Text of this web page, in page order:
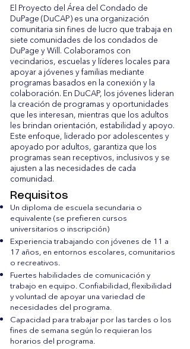
El Proyecto del Área del Condado de
DuPage (DuCAP) es una organización
comunitaria sin fines de lucro que trabaja en
siete comunidades de los condados de
DuPage y Will. Colaboramos con
vecindarios, escuelas y líderes locales para
apoyar a jóvenes y familias mediante
programas basados en la conexión y la
colaboración. En DuCAP, los jóvenes lideran
la creación de programas y oportunidades
que les interesan, mientras que los adultos
les brindan orientación, estabilidad y apoyo.
Este enfoque, liderado por adolescentes y
apoyado por adultos, garantiza que los
programas sean receptivos, inclusivos y se
ajusten a las necesidades de cada
comunidad.
Requisitos
Un diploma de escuela secundaria o
equivalente (se prefieren cursos
universitarios o inscripción)
Experiencia trabajando con jóvenes de 11 a
17 años, en entornos escolares, comunitarios
o recreativos.
Fuertes habilidades de comunicación y
trabajo en equipo. Confiabilidad, flexibilidad
y voluntad de apoyar una variedad de
necesidades del programa.
Capacidad para trabajar por las tardes o los
fines de semana según lo requieran los
horarios del programa.